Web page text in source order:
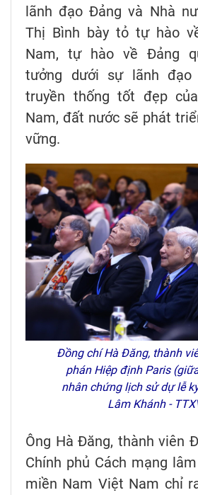
lãnh đạo Đảng và Nhà
Thị Bình bày tỏ tự hào
Nam, tự hào về Đảng
tưởng dưới sự lãnh đạo
truyền thống tốt đẹp
Nam, đất nước sẽ phát
vững.
Đồng chí Hà Đăng, thành
phán Hiệp định Paris
nhân chứng lịch sử dự lễ
Lâm Khánh -
Ông Hà Đăng, thành viên
Chính phủ Cách mạng
miền Nam Việt Nam chỉ